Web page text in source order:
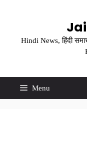
Hindi News, हिंदी
Menu